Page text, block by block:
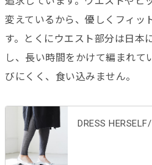
変えているから、優しくフィッ
す。とくにウエスト部分は日本
し、長い時間をかけて編まれて
びにくく、食い込みません。
DRESS